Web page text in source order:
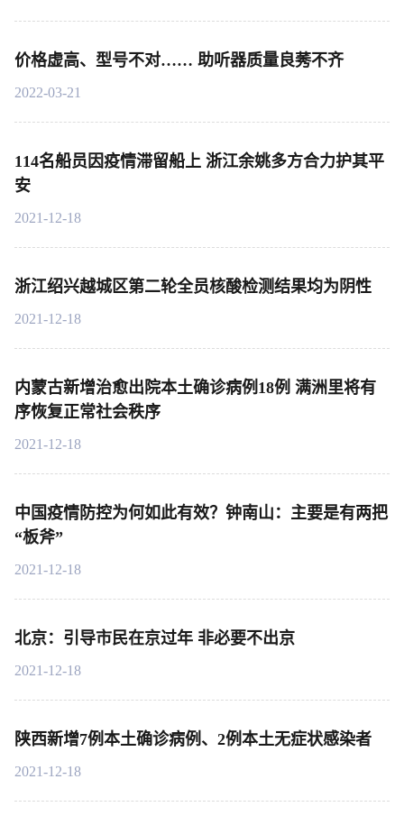
价格虚高、型号不对…… 助听器质量良莠不齐
2022-03-21
114名船员因疫情滞留船上 浙江余姚多方合力护其平
安
2021-12-18
浙江绍兴越城区第二轮全员核酸检测结果均为阴性
2021-12-18
内蒙古新增治愈出院本土确诊病例18例 满洲里将有
序恢复正常社会秩序
2021-12-18
中国疫情防控为何如此有效？钟南山：主要是有两把
“板斧”
2021-12-18
北京：引导市民在京过年 非必要不出京
2021-12-18
陕西新增7例本土确诊病例、2例本土无症状感染者
2021-12-18